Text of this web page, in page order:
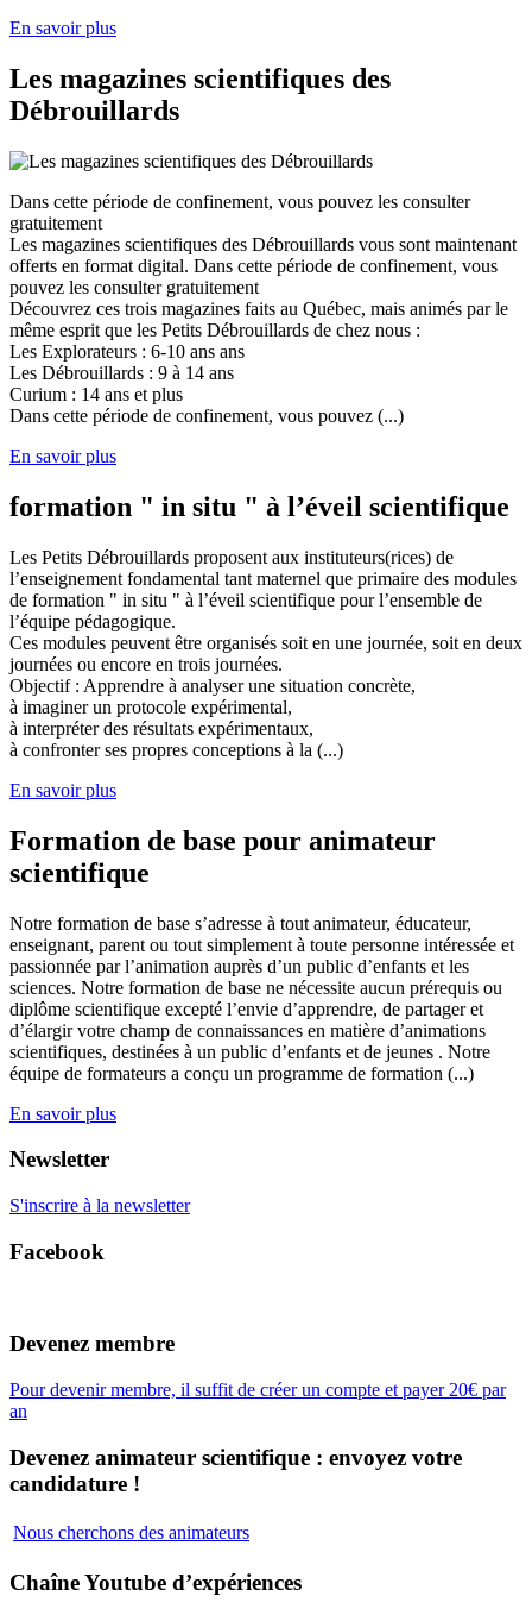
En savoir plus
Les magazines scientifiques des
Débrouillards
Dans cette période de confinement, vous pouvez les consulter
gratuitement
Les magazines scientifiques des Débrouillards vous sont maintenant
offerts en format digital. Dans cette période de confinement, vous
pouvez les consulter gratuitement
Découvrez ces trois magazines faits au Québec, mais animés par le
même esprit que les Petits Débrouillards de chez nous :
Les Explorateurs : 6-10 ans ans
Les Débrouillards : 9 à 14 ans
Curium : 14 ans et plus
Dans cette période de confinement, vous pouvez (...)
En savoir plus
formation " in situ " à l’éveil scientifique
Les Petits Débrouillards proposent aux instituteurs(rices) de
l’enseignement fondamental tant maternel que primaire des modules
de formation " in situ " à l’éveil scientifique pour l’ensemble de
l’équipe pédagogique.
Ces modules peuvent être organisés soit en une journée, soit en deux
journées ou encore en trois journées.
Objectif : Apprendre à analyser une situation concrète,
à imaginer un protocole expérimental,
à interpréter des résultats expérimentaux,
à confronter ses propres conceptions à la (...)
En savoir plus
Formation de base pour animateur
scientifique
Notre formation de base s’adresse à tout animateur, éducateur,
enseignant, parent ou tout simplement à toute personne intéressée et
passionnée par l’animation auprès d’un public d’enfants et les
sciences. Notre formation de base ne nécessite aucun prérequis ou
diplôme scientifique excepté l’envie d’apprendre, de partager et
d’élargir votre champ de connaissances en matière d’animations
scientifiques, destinées à un public d’enfants et de jeunes . Notre
équipe de formateurs a conçu un programme de formation (...)
En savoir plus
Newsletter
S'inscrire à la newsletter
Facebook
Devenez membre
Pour devenir membre, il suffit de créer un compte et payer 20€ par
an
Devenez animateur scientifique : envoyez votre
candidature !
Nous cherchons des animateurs
Chaîne Youtube d’expériences